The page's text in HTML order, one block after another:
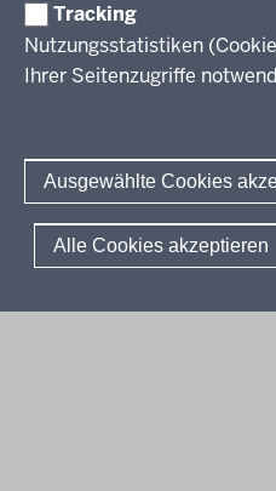
Tracking
Nutzungsstatistiken
Ihrer Seitenzugriffe
Ausgewählte Cookies
Alle Cookies akzeptieren
Erwachsenenbildung
Wir über uns
Berichtswesen Weiterbildung
ElternMitWirkung NRW
KI:EB
Amtsblattabonnieren
© 2026 QUA-LiS
Fußzeile
Impressum